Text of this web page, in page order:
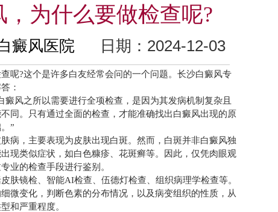
，为什么要做检查呢?
癜风医院 日期：2024-12-03
?这个是许多白友经常会问的一个问题。长沙白癜风专
：
风之所以需要进行全项检查，是因为其发病机制复杂且
同。只有通过全面的检查，才能准确找出白癜风出现的原
”
，主要表现为皮肤出现白斑。然而，白斑并非白癜风独
现类似症状，如白色糠疹、花斑癣等。因此，仅凭肉眼观
业的检查手段进行鉴别。
镜检、智能AI检查、伍德灯检查、组织病理学检查等。
微变化，判断色素的分布情况，以及病变组织的性质，从
和严重程度。